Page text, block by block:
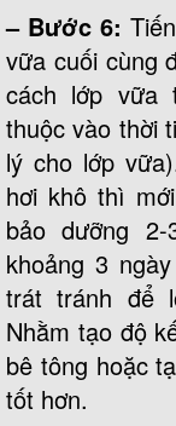
– Bước 6:
vữa cuối cùng
cách lớp vữa
thuộc vào thời
lý cho lớp
hơi khô thì
bảo dưỡng
khoảng 3
trát tránh để
Nhằm tạo độ
bê tông hoặc
tốt hơn.